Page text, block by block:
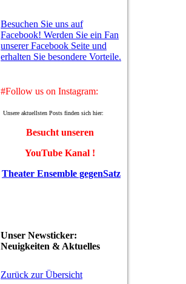
Besuchen Sie uns auf
Facebook! Werden Sie ein Fan
unserer Facebook Seite und
erhalten Sie besondere Vorteile.
#Follow us on Instagram:
Unsere aktuellsten Posts finden sich hier:
Besucht unseren
YouTube Kanal !
Theater Ensemble gegenSatz
Unser Newsticker:
Neuigkeiten & Aktuelles
Zurück zur Übersicht